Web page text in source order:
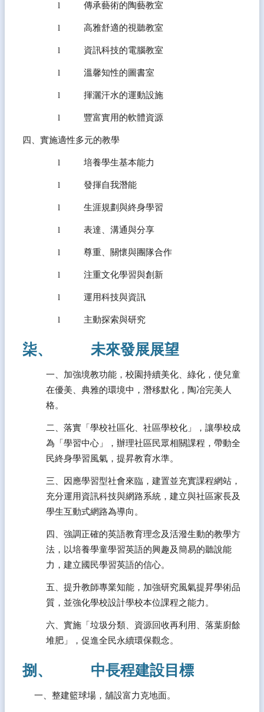
l          傳承藝術的陶藝教室
l          高雅舒適的視聽教室
l          資訊科技的電腦教室
l          溫馨知性的圖書室
l          揮灑汗水的運動設施
l          豐富實用的軟體資源
四、實施適性多元的教學
l          培養學生基本能力
l          發揮自我潛能
l          生涯規劃與終身學習
l          表達、溝通與分享
l          尊重、關懷與團隊合作
l          注重文化學習與創新
l          運用科技與資訊
l          主動探索與研究
柒、           未來發展展望
一、加強境教功能，校園持續美化、綠化，使兒童
在優美、典雅的環境中，潛移默化，陶冶完美人
格。
二、落實「學校社區化、社區學校化」，讓學校成
為「學習中心」，辦理社區民眾相關課程，帶動全
民終身學習風氣，提昇教育水準。
三、因應學習型社會來臨，建置並充實課程網站，
充分運用資訊科技與網路系統，建立與社區家長及
學生互動式網路為導向。
四、強調正確的英語教育理念及活潑生動的教學方
法，以培養學童學習英語的興趣及簡易的聽說能
力，建立國民學習英語的信心。
五、提升教師專業知能，加強研究風氣提昇學術品
質，並強化學校設計學校本位課程之能力。
六、實施「垃圾分類、資源回收再利用、落葉廚餘
堆肥」，促進全民永續環保觀念。
捌、           中長程建設目標
一、整建籃球場，舖設富力克地面。